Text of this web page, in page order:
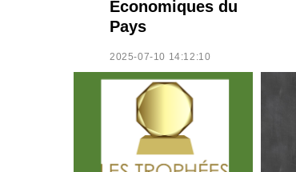
Économiques du
Pays
2025-07-10 14:12:10